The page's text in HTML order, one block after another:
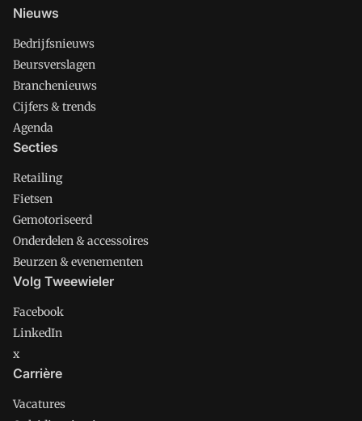
Nieuws
Bedrijfsnieuws
Beursverslagen
Branchenieuws
Cijfers & trends
Agenda
Secties
Retailing
Fietsen
Gemotoriseerd
Onderdelen & accessoires
Beurzen & evenementen
Volg Tweewieler
Facebook
LinkedIn
x
Carrière
Vacatures